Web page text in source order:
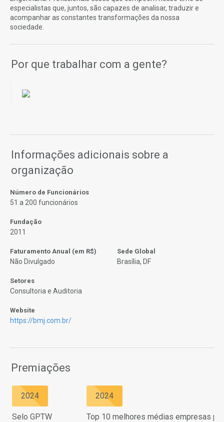
especialistas que, juntos, são capazes de analisar, traduzir e
acompanhar as constantes transformações da nossa
sociedade.
Por que trabalhar com a gente?
Informações adicionais sobre a
organização
Número de Funcionários
51 a 200 funcionários
Fundação
2011
Faturamento Anual (em R$)
Não Divulgado
Sede Global
Brasília, DF
Setores
Consultoria e Auditoria
Website
https://bmj.com.br/
Premiações
2024
Selo GPTW
2024
Top 10 melhores médias empresas